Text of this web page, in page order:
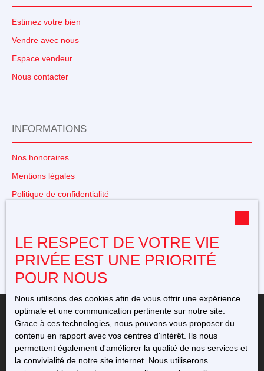
Estimez votre bien
Vendre avec nous
Espace vendeur
Nous contacter
INFORMATIONS
Nos honoraires
Mentions légales
Politique de confidentialité
Propulsé par
+33 5 49 23 12 11
LE RESPECT DE VOTRE VIE
PRIVÉE EST UNE PRIORITÉ
POUR NOUS
Nous utilisons des cookies afin de vous offrir une expérience
optimale et une communication pertinente sur notre site.
Grace à ces technologies, nous pouvons vous proposer du
contenu en rapport avec vos centres d'intérêt. Ils nous
permettent également d'améliorer la qualité de nos services et
la convivialité de notre site internet. Nous utiliserons